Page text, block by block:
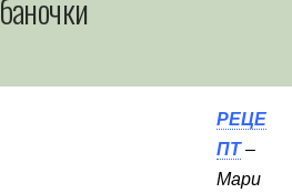
баночки
РЕЦЕ
ПТ–
Мари